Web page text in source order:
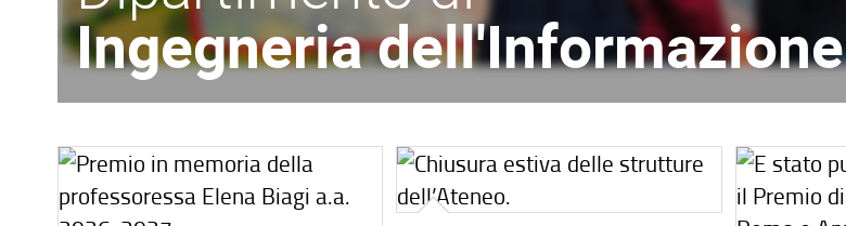
Ingegneria dell'Informazione